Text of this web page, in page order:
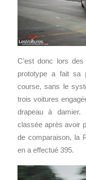
C’est donc lors
prototype a fait sa
course, sans le
trois voitures
drapeau à damier.
classée après avoir
de comparaison, la
en a effectué 395.